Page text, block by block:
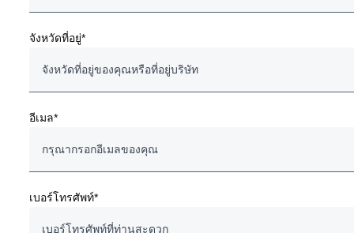
จังหวัดที่อยู่*
อีเมล*
เบอร์โทรศัพท์*